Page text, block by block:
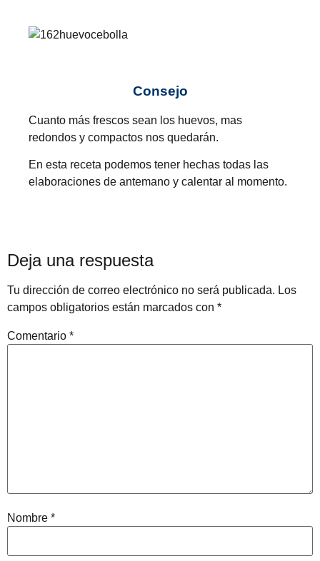
Consejo
Cuanto más frescos sean los huevos, mas
redondos y compactos nos quedarán.
En esta receta podemos tener hechas todas las
elaboraciones de antemano y calentar al momento.
Deja una respuesta
Tu dirección de correo electrónico no será publicada. Los
campos obligatorios están marcados con *
Comentario *
Nombre *